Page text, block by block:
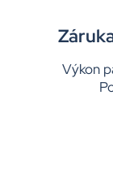
Výkon